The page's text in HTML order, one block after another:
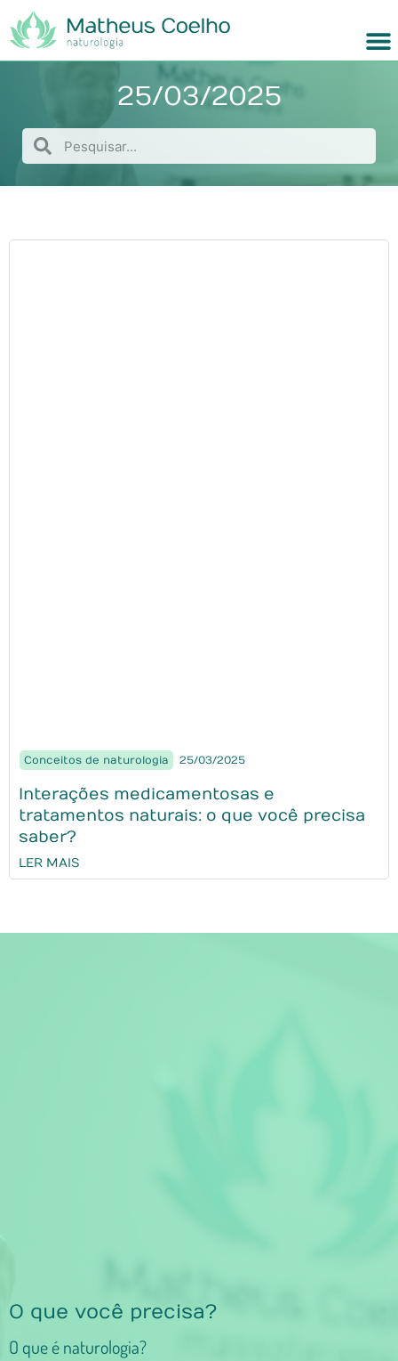
25/03/2025
Conceitos de naturologia 25/03/2025
Interações medicamentosas e
tratamentos naturais: o que você precisa
saber?
LER MAIS
O que você precisa?
O que é naturologia?